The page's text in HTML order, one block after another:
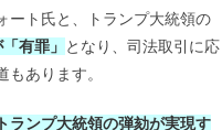
ート氏と、トランプ大統領の
有罪」 となり、司法取引に応
あります。
トランプ大統領の弾劾が実現す